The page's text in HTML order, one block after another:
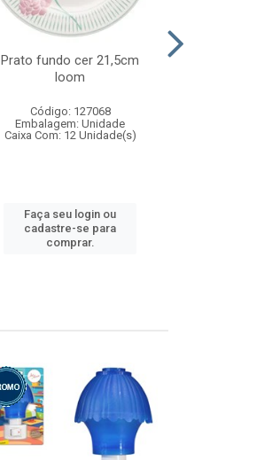
Prato fundo cer 21,5cm
loom
Código: 127068
Embalagem: Unidade
Caixa Com: 12 Unidade(s)
Faça seu login ou
cadastre-se para
comprar.